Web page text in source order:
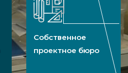
Собственное
проектное бюро